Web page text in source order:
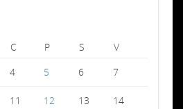
C P S
V
4 5 6 7
11 12 13 14